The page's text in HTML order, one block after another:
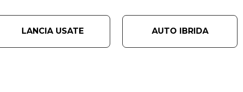
LANCIA USATE AUTO IBRIDA